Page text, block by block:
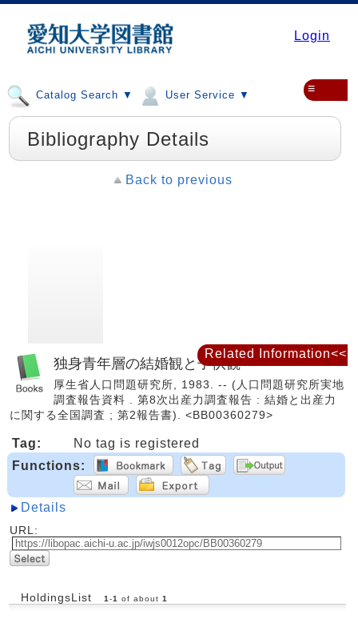
Login
Catalog Search ▼ User Service ▼ ≡
Bibliography Details
Back to previous
独身青年層の結婚観と子供観
厚生省人口問題研究所, 1983. -- (人口問題研究所実地
調査報告資料 . 第8次出産力調査報告 : 結婚と出産力
に関する全国調査 ; 第2報告書). <BB00360279>
Tag:
No tag is registered
Functions:
Details
URL:
HoldingsList 1 -1 of about 1
Related Information<<